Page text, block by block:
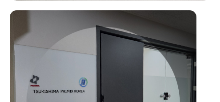
우미뉴브인테리어ㆍ광교 30평 사무실 이전 오피스 확장 오피스 인테
Posted on
2021년 1월 1일 CUBEDESIGN